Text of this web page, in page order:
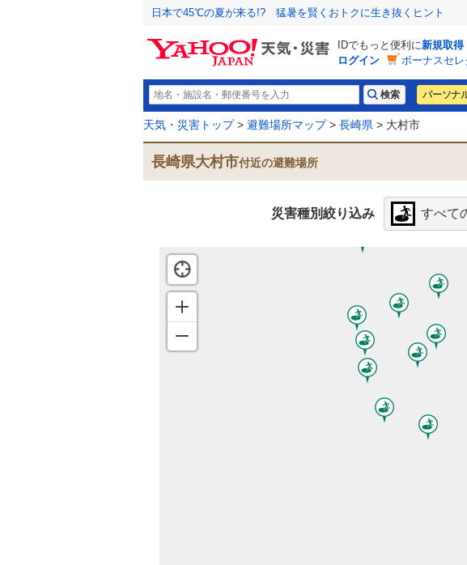
日本で45℃の夏が来る!? 猛暑を賢くおトクに生き抜くヒント
IDでもっと便利に新規取得
ログイン
ボーナスセ
パーソナ
天気・災害トップ> 避難場所マップ> 長崎県 > 大村市
長崎県大村市付近の避難場所
災害種別絞り込み すべて